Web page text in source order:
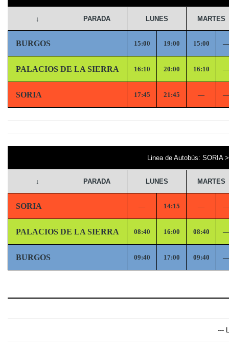
↓ PARADA LUNES MARTES
BURGOS 15:00 19:00 15:00 —
PALACIOS DE LA SIERRA 16:10 20:00 16:10 —
SORIA 17:45 21:45 — —
Linea de Autobús: SORIA
↓ PARADA LUNES MARTES
SORIA — 14:15 — —
PALACIOS DE LA SIERRA 08:40 16:00 08:40 —
BURGOS 09:40 17:00 09:40 —
---